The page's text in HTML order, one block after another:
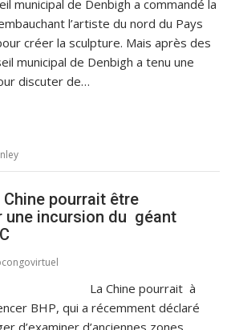
municipal de Denbigh a commandé la
l’artiste du nord du Pays
créer la sculpture. Mais après des
municipal de Denbigh a tenu une
discuter de…
pourrait être
une incursion du géant
La Chine pourrait à
BHP, qui a récemment déclaré
d’examiner d’anciennes zones